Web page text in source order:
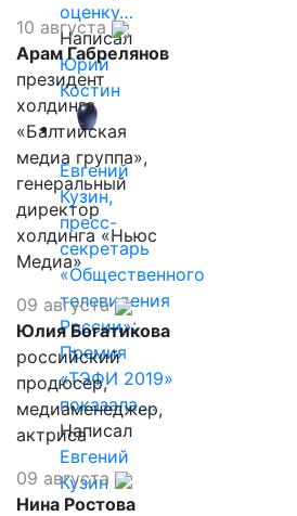
оценку…
Написал
Юрий
Костин
Евгений
Кузин,
пресс-
секретарь
«Общественного
телевидения
России»:
Премия
«ТЭФИ 2019»
показала,…
Написал
Евгений
Кузин
10 августа
Арам Габрелянов
президент
холдинга
«Балтийская
медиа группа»,
генеральный
директор
холдинга «Ньюс
Медиа»
09 августа
Юлия Богатикова
российский
продюсер,
медиаменеджер,
актриса
09 августа
Нина Ростова